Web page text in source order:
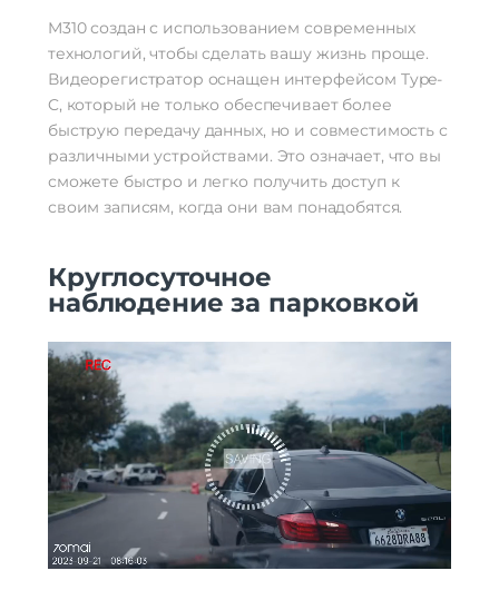
M310 создан с использованием современных
технологий, чтобы сделать вашу жизнь проще.
Видеорегистратор оснащен интерфейсом Type-
C, который не только обеспечивает более
быструю передачу данных, но и совместимость с
различными устройствами. Это означает, что вы
сможете быстро и легко получить доступ к
своим записям, когда они вам понадобятся.
Круглосуточное
наблюдение за парковкой